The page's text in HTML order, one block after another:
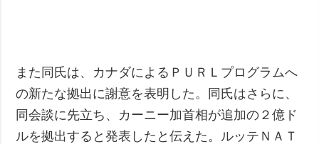
また同氏は、カナダによるＰＵＲＬプログラムへ
の新たな拠出に謝意を表明した。同氏はさらに、
同会談に先立ち、カーニー加首相が追加の２億ド
ルを拠出すると発表したと伝えた。ルッテＮＡＴ